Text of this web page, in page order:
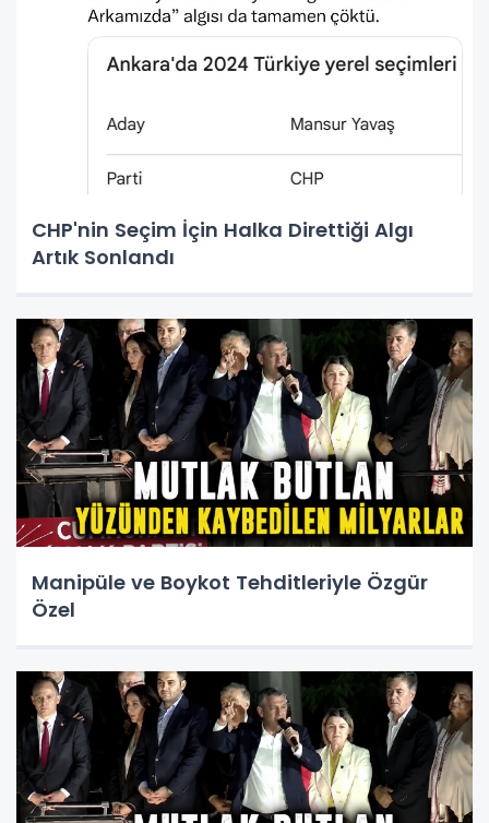
CHP'nin Seçim İçin Halka Direttiği Algı
Artık Sonlandı
Manipüle ve Boykot Tehditleriyle Özgür
Özel